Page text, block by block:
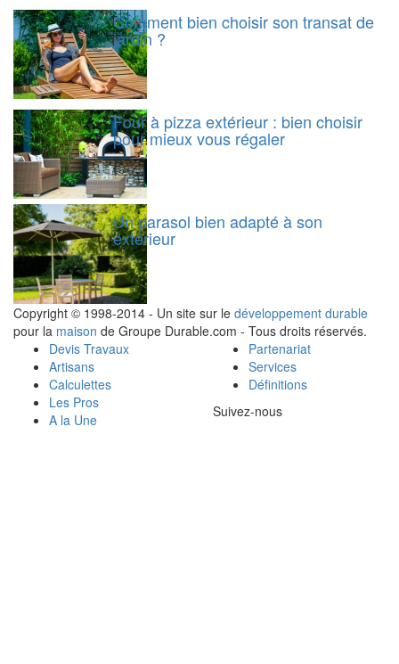
Comment bien choisir son transat de
jardin ?
Four à pizza extérieur : bien choisir
pour mieux vous régaler
Un parasol bien adapté à son
extérieur
Copyright © 1998-2014 - Un site sur le développement durable
pour la maison de Groupe Durable.com - Tous droits réservés.
Devis Travaux
Artisans
Calculettes
Les Pros
A la Une
Partenariat
Services
Définitions
Suivez-nous